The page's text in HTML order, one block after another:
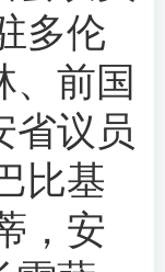
多伦
、前国
省议员
比基
，安